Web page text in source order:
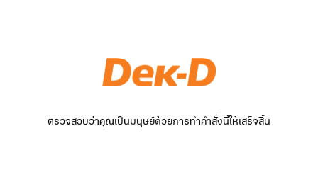
ตรวจสอบว่าคุณเป็นมนุษย์ด้วยการทำคำสั่งนี้ให้เสร็จสิ้น